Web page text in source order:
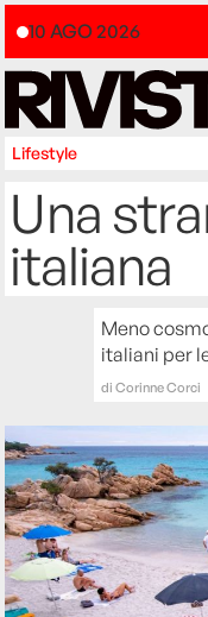
10 AGO 2026
Lifestyle
Una
italiana
Meno
italiani per
diCorinne Corci